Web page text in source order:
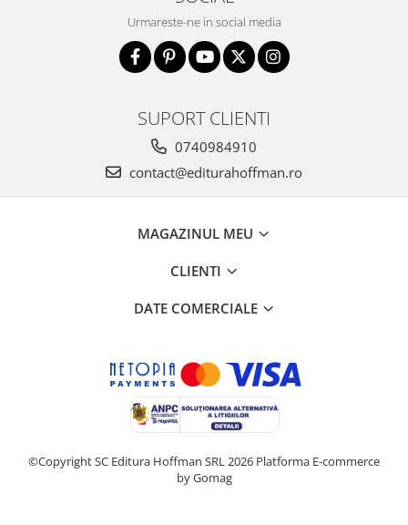
Urmareste-ne in social media
SUPORT CLIENTI
0740984910
contact@editurahoffman.ro
MAGAZINUL MEU
CLIENTI
DATE COMERCIALE
©Copyright SC Editura Hoffman SRL 2026 Platforma E-commerce
by Gomag